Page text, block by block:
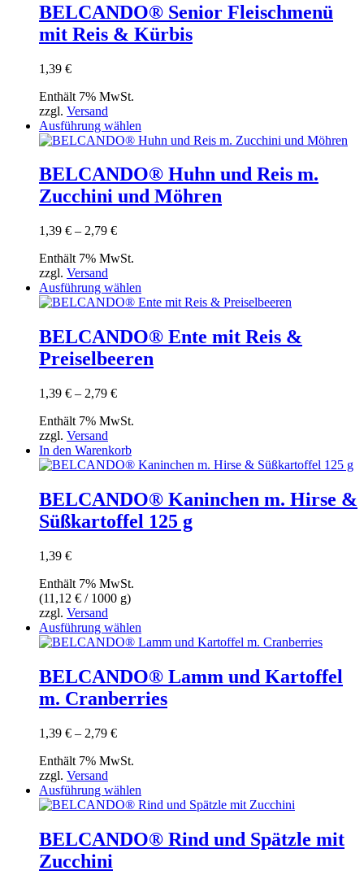
BELCANDO® Senior Fleischmenü
mit Reis & Kürbis
1,39 €
Enthält 7% MwSt.
zzgl. Versand
Ausführung wählen
Produkt
mehrere
Varianten
auf.
gewählt
BELCANDO® Huhn und Reis m.
Zucchini und Möhren
1,39 € – 2,79 €Preisspanne:
bis
Enthält 7% MwSt.
zzgl. Versand
Ausführung wählen
Produkt
mehrere
Varianten
auf.
gewählt
BELCANDO® Ente mit Reis &
Preiselbeeren
1,39 € – 2,79 €Preisspanne:
bis
Enthält 7% MwSt.
zzgl. Versand
In den Warenkorb
BELCANDO® Kaninchen m. Hirse &
Süßkartoffel 125 g
1,39 €
Enthält 7% MwSt.
(11,12 € / 1000 g)
zzgl. Versand
Ausführung wählen
Produkt
mehrere
Varianten
auf.
gewählt
BELCANDO® Lamm und Kartoffel
m. Cranberries
1,39 € – 2,79 €Preisspanne:
bis
Enthält 7% MwSt.
zzgl. Versand
Ausführung wählen
Produkt
mehrere
Varianten
BELCANDO® Rind und Spätzle mit
Zucchini